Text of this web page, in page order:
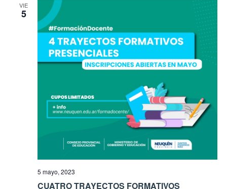
VIE
5
5 mayo, 2023
CUATRO TRAYECTOS FORMATIVOS